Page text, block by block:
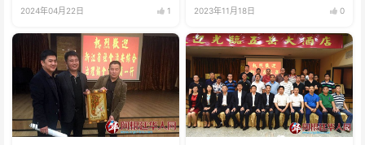
2024年04月22日 1 2023年11月18日 0